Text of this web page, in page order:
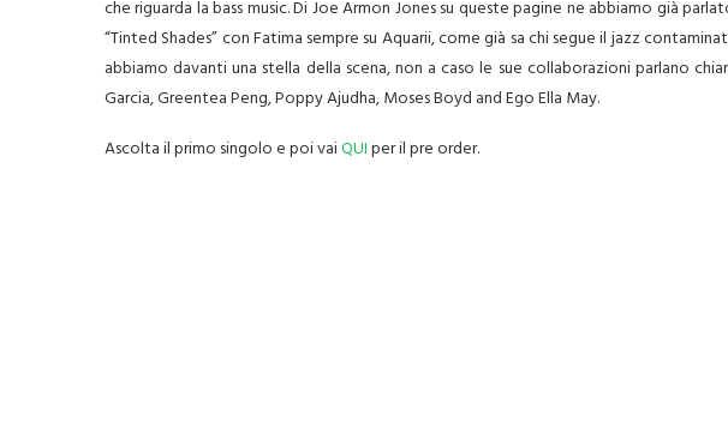
che riguarda la bass music. Di Joe Armon Jones su queste pagine ne abbiamo già
“Tinted Shades” con Fatima sempre su Aquarii, come già sa chi segue il jazz
abbiamo davanti una stella della scena, non a caso le sue collaborazioni parlano
Garcia, Greentea Peng, Poppy Ajudha, Moses Boyd and Ego Ella May.
Ascolta il primo singolo e poi vaiQUIper il pre order.